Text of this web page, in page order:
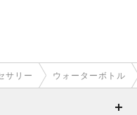
サリー ウォーターボトル